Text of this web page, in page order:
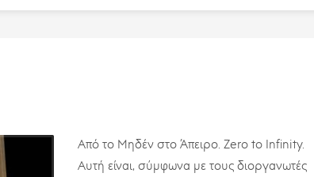
Από το Μηδέν στο Άπειρο. Zero to Infinity.
Αυτή είναι, σύμφωνα με τους διοργανωτές